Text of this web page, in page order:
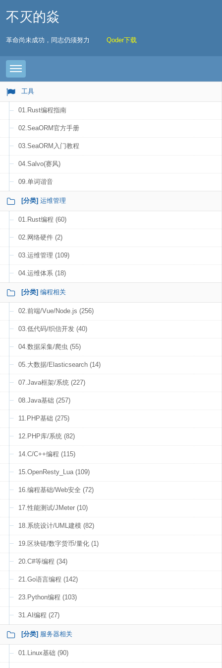
不灭的焱
革命尚未成功，同志仍须努力 Qoder下载
Toggle navigation
工具
01.Rust编程指南
02.SeaORM官方手册
03.SeaORM入门教程
04.Salvo(赛风)
09.单词谐音
[分类] 运维管理
01.Rust编程 (60)
02.网络硬件 (2)
03.运维管理 (109)
04.运维体系 (18)
[分类] 编程相关
02.前端/Vue/Node.js (256)
03.低代码/织信开发 (40)
04.数据采集/爬虫 (55)
05.大数据/Elasticsearch (14)
07.Java框架/系统 (227)
08.Java基础 (257)
11.PHP基础 (275)
12.PHP库/系统 (82)
14.C/C++编程 (115)
15.OpenResty_Lua (109)
16.编程基础/Web安全 (72)
17.性能测试/JMeter (10)
18.系统设计/UML建模 (82)
19.区块链/数字货币/量化 (1)
20.C#等编程 (34)
21.Go语言编程 (142)
23.Python编程 (103)
31.AI编程 (27)
[分类] 服务器相关
01.Linux基础 (90)